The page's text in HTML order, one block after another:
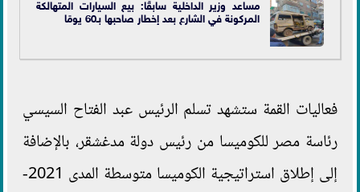
مساعد وزير الداخلية سابقًا: بيع السيارات المتهالكة
المركونة في الشارع بعد إخطار صاحبها بـ60 يومًا
فعاليات القمة ستشهد تسلم الرئيس عبد الفتاح السيسي
رئاسة مصر للكوميسا من رئيس دولة مدغشقر، بالإضافة
إلى إطلاق استراتيجية الكوميسا متوسطة المدى 2021-